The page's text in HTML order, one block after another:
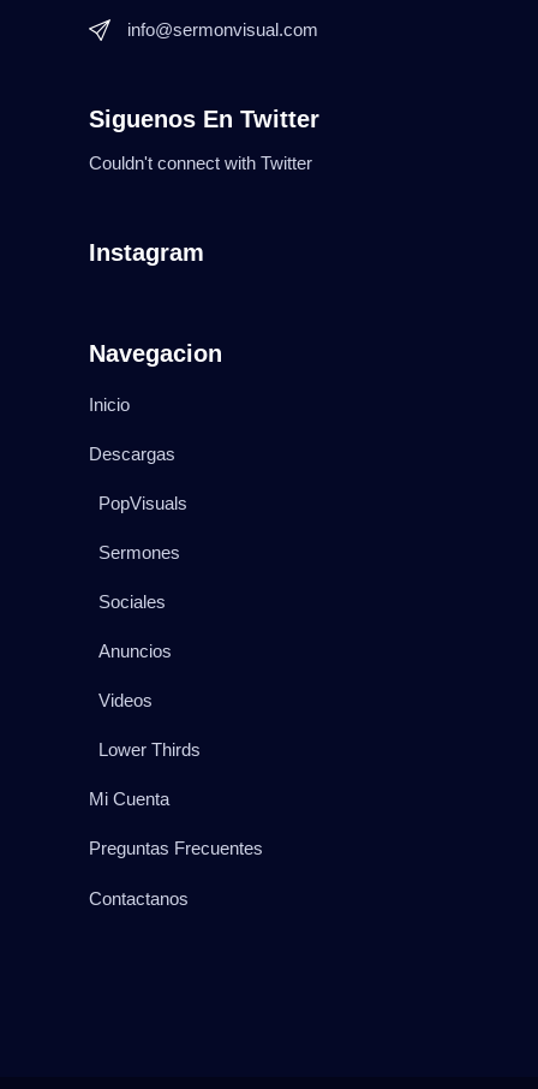
info@sermonvisual.com
Siguenos En Twitter
Couldn't connect with Twitter
Instagram
Navegacion
Inicio
Descargas
PopVisuals
Sermones
Sociales
Anuncios
Videos
Lower Thirds
Mi Cuenta
Preguntas Frecuentes
Contactanos